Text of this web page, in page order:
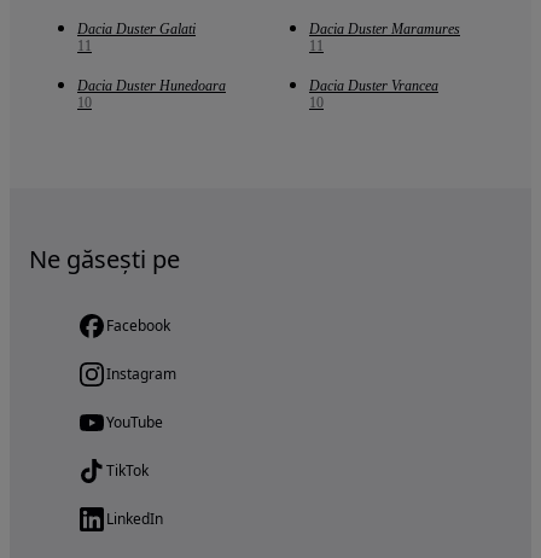
Dacia Duster Galati
11
Dacia Duster Maramures
11
Dacia Duster Hunedoara
10
Dacia Duster Vrancea
10
Ne găsești pe
Facebook
Instagram
YouTube
TikTok
LinkedIn